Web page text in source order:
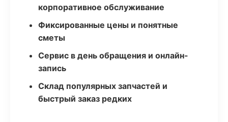
корпоративное обслуживание
Фиксированные цены и понятные
сметы
Сервис в день обращения и онлайн-
запись
Склад популярных запчастей и
быстрый заказ редких